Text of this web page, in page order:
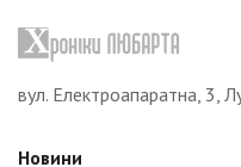
вул. Електроапаратна, 3,
Новини